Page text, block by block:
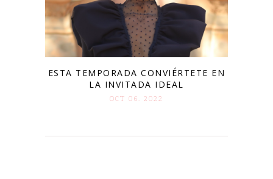
ESTA TEMPORADA CONVIÉRTETE EN
LA INVITADA IDEAL
OCT 06. 2022